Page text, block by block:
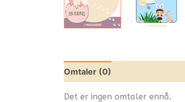
Omtaler (0)
Det er ingen omtaler ennå.